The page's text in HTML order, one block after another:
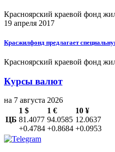
Красноярский краевой фонд
19 апреля 2017
Красжилфонд предлагает
Красноярский краевой фонд
Курсы валют
на 7 августа 2026
ЦБ
1 $
81.4077
+0.4784
1 €
94.0585
+0.8684
10 ¥
12.0637
+0.0953